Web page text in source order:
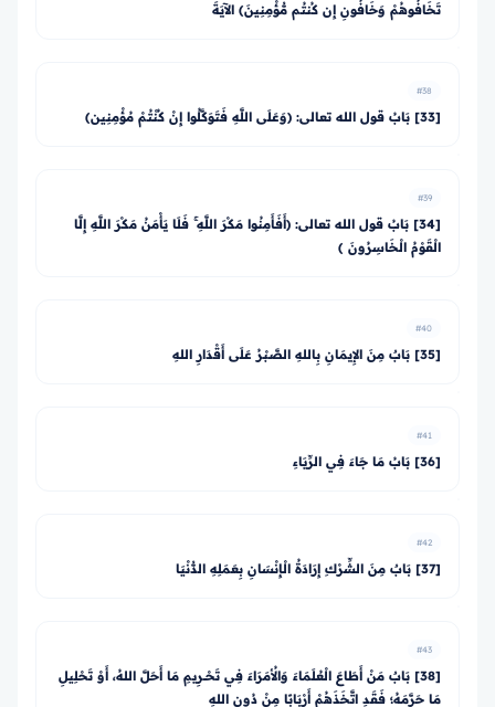
تَخَافُوهُمْ وَخَافُونِ إِن كُنتُم مُّؤْمِنِينَ﴾ الآيَةَ
#38
[33] بَابُ قول الله تعالى: ﴿وَعَلَى اللَّهِ فَتَوَكَّلُوا إِنْ كُنْتُمْ مُؤْمِنِين﴾
#39
[34] بَابُ قول الله تعالى: ﴿أَفَأَمِنُوا مَكْرَ اللَّهِ ۚ فَلَا يَأْمَنُ مَكْرَ اللَّهِ إِلَّا
الْقَوْمُ الْخَاسِرُونَ ﴾
#40
[35] بَابٌ مِنَ الإِيمَانِ بِاللهِ الصَّبْرُ عَلَى أَقْدَارِ اللهِ
#41
[36] بَابُ مَا جَاءَ فِي الرِّيَاءِ
#42
[37] بَابٌ مِنَ الشِّرْكِ إِرَادَةُ الْإِنْسَانِ بِعَمَلِهِ الدُّنْيَا
#43
[38] بَابٌ مَنْ أَطَاعَ الْعُلَمَاءَ وَالأُمَرَاءَ فِي تَحْــرِيمِ مَا أَحَلَّ اللهُ، أَوْ تَحْلِيلِ
مَا حَرَّمَهُ؛ فَقَدِ اتَّخَذَهُمْ أَرْبَابًا مِنْ دُونِ اللهِ